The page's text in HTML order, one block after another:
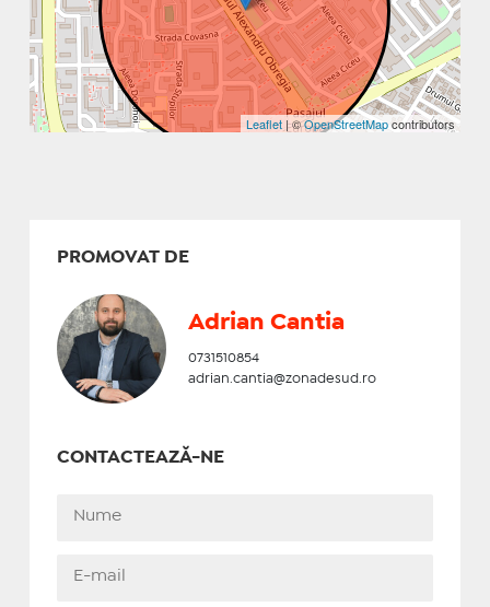
Leaflet | ©OpenStreetMapcontributors
PROMOVAT DE
Adrian Cantia
0731510854
adrian.cantia@zonadesud.ro
CONTACTEAZĂ-NE